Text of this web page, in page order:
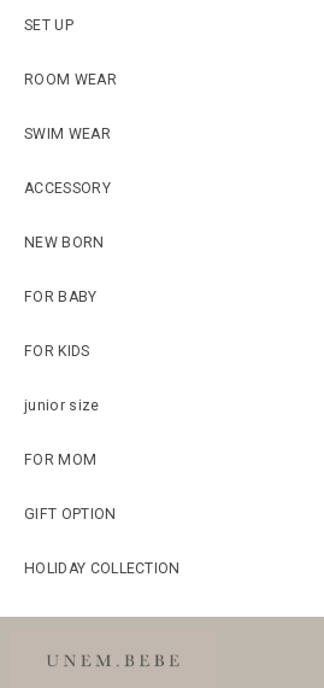
SET UP
ROOM WEAR
SWIM WEAR
ACCESSORY
NEW BORN
FOR BABY
FOR KIDS
junior size
FOR MOM
GIFT OPTION
HOLIDAY COLLECTION